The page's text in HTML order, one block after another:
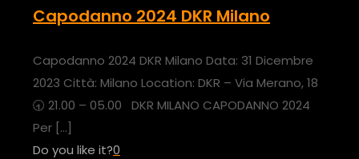
Capodanno 2024 DKR Milano
Capodanno 2024 DKR Milano Data: 31 Dicembre
2023 Città: Milano Location: DKR – Via Merano, 18
🕣 21.00 – 05.00 DKR MILANO CAPODANNO 2024
Per […]
Do you like it?0